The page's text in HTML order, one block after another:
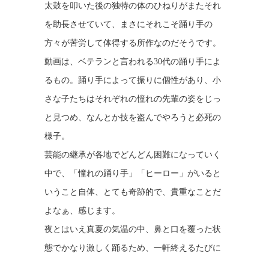
太鼓を叩いた後の独特の体のひねりがまたそれ
を助長させていて、まさにそれこそ踊り手の
方々が苦労して体得する所作なのだそうです。
動画は、ベテランと言われる30代の踊り手によ
るもの。踊り手によって振りに個性があり、小
さな子たちはそれぞれの憧れの先輩の姿をじっ
と見つめ、なんとか技を盗んでやろうと必死の
様子。
芸能の継承が各地でどんどん困難になっていく
中で、「憧れの踊り手」「ヒーロー」がいると
いうこと自体、とても奇跡的で、貴重なことだ
よなぁ、感じます。
夜とはいえ真夏の気温の中、鼻と口を覆った状
態でかなり激しく踊るため、一軒終えるたびに